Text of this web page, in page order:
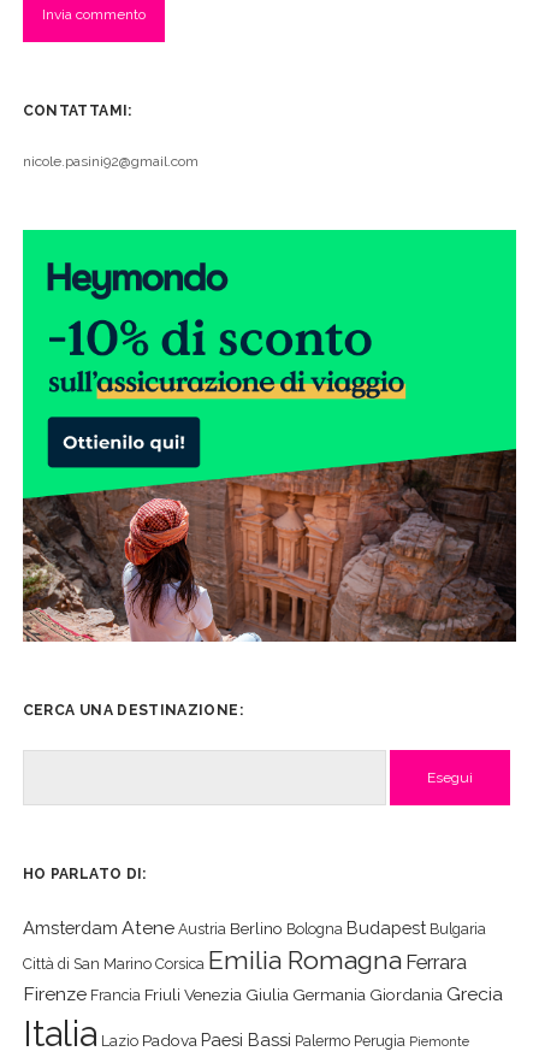
CONTATTAMI:
nicole.pasini92@gmail.com
CERCA UNA DESTINAZIONE:
HO PARLATO DI:
Amsterdam Atene Austria Berlino Bologna Budapest Bulgaria
Città di San Marino Corsica Emilia Romagna Ferrara
Firenze Francia Friuli Venezia Giulia Germania Giordania Grecia
Italia Lazio Padova Paesi Bassi Palermo Perugia Piemonte